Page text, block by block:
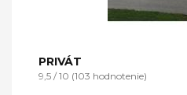
PRIVÁT
9,5 / 10 (103 hodnotenie)